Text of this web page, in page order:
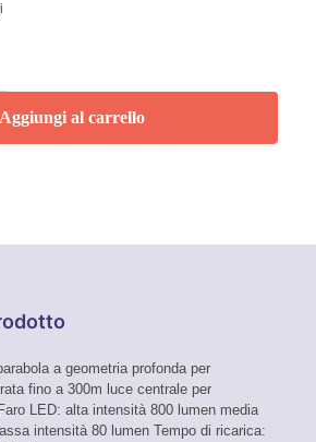
Aggiungi al carrello
a geometria profonda per
fino a 300m luce centrale per
LED: alta intensità 800 lumen media
intensità 80 lumen Tempo di ricarica: